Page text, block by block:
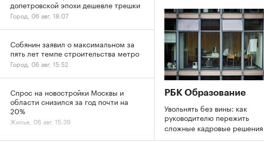
РБК Образование
Увольнять без вины: как
руководителю пережить
сложные кадровые решения
допетровской эпохи дешевле трешки
Город, 06 авг, 18:07
Собянин заявил о максимальном за
пять лет темпе строительства метро
Город, 06 авг, 15:52
Спрос на новостройки Москвы и
области снизился за год почти на
20%
Жилье, 06 авг, 15:39